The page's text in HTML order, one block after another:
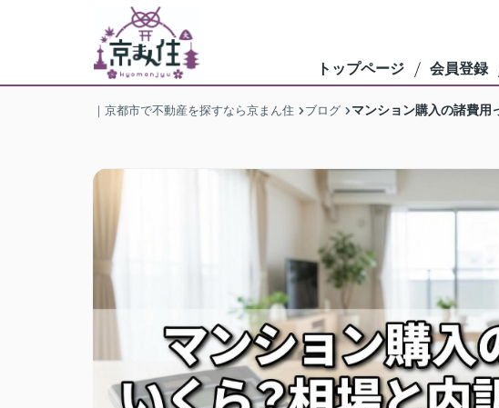
トップページ 会員登録
｜京都市で不動産を探すなら京まん住 ブログ マンション購入の諸費用